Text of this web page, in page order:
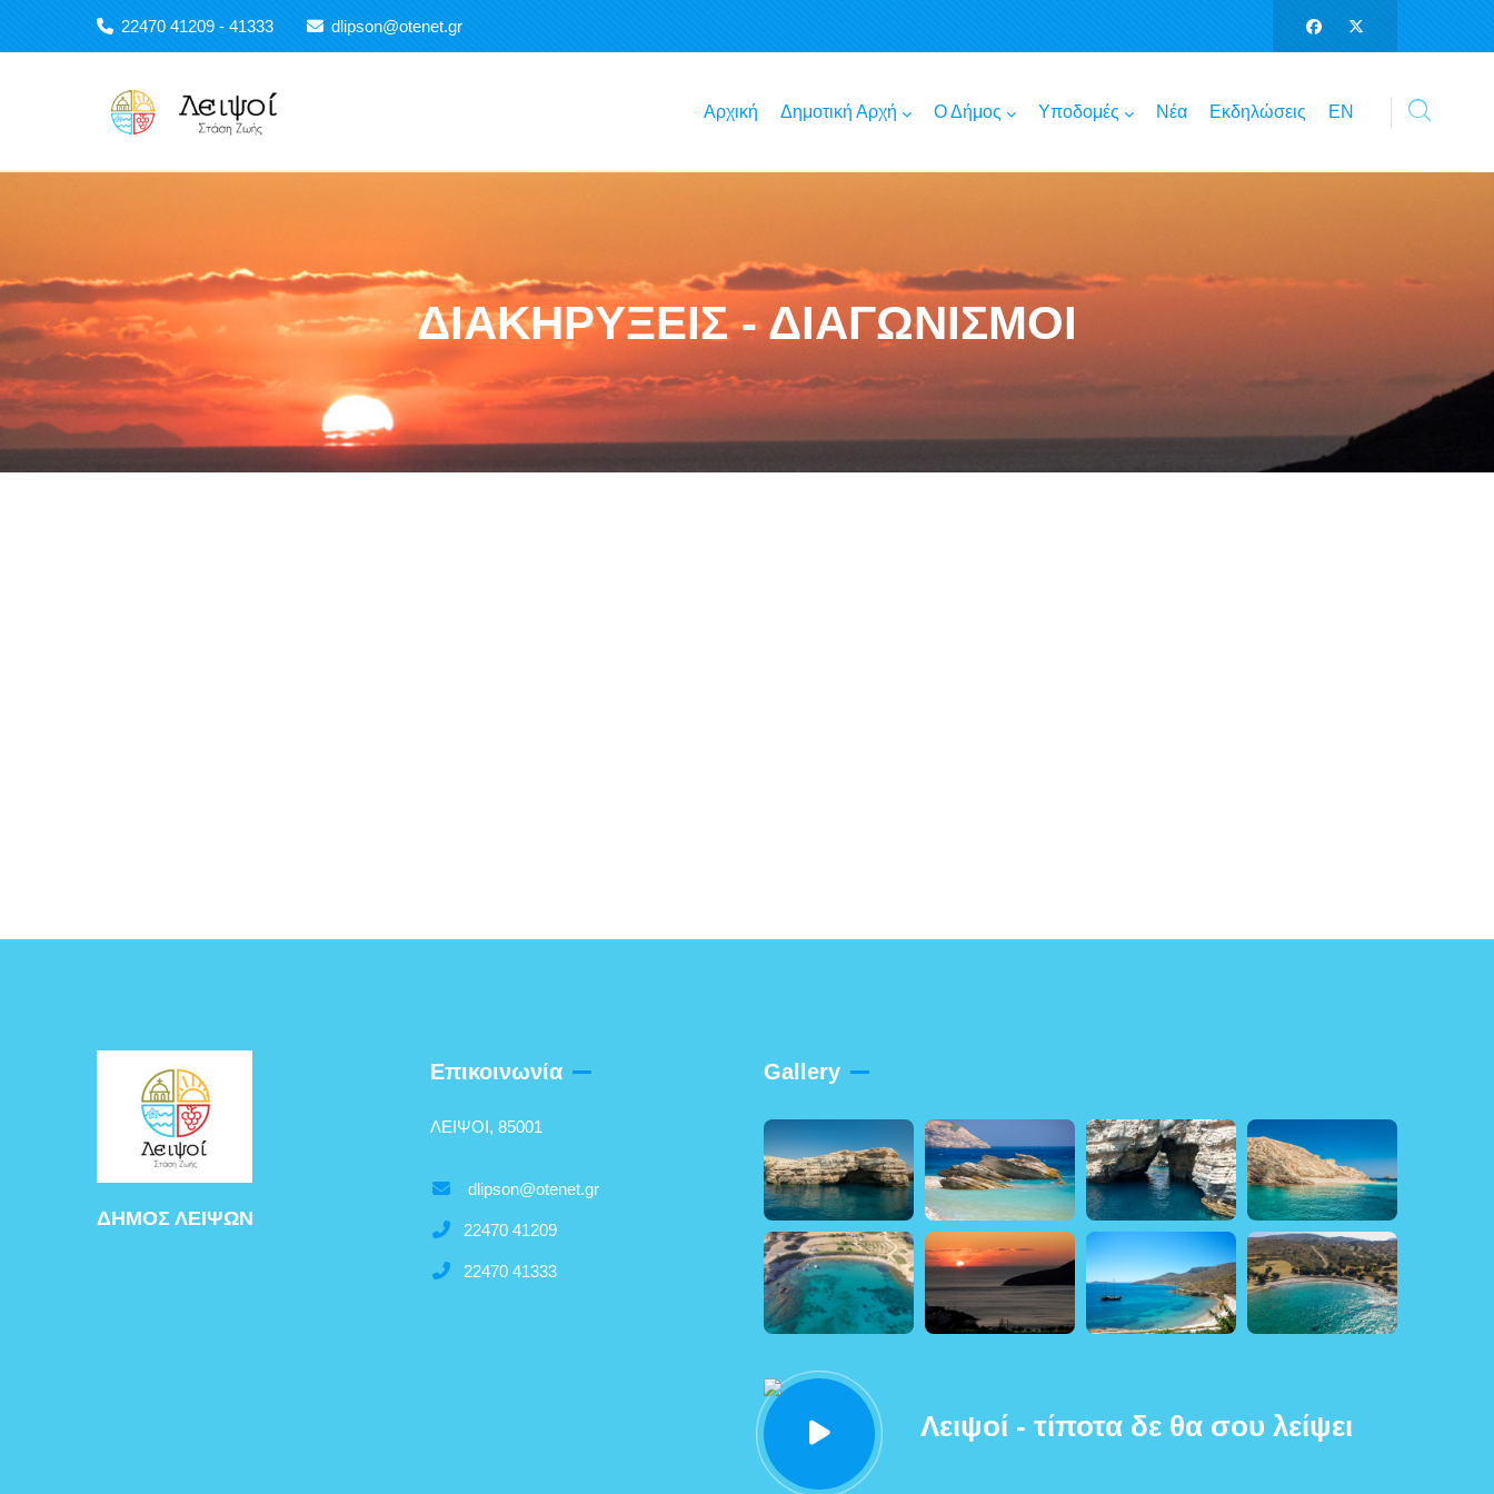
Παράκαμψη προς το κυρίως περιεχόμενο
22470 41209 - 41333 dlipson@otenet.gr
Αρχική Δημοτική Αρχή Ο Δήμος Υποδομές Νέα Εκδηλώσεις ΕΝ
ΔΙΑΚΗΡΥΞΕΙΣ - ΔΙΑΓΩΝΙΣΜΟΙ
ΔΗΜΟΣ ΛΕΙΨΩΝ
Επικοινωνία
ΛΕΙΨΟΙ, 85001
dlipson@otenet.gr
22470 41209
22470 41333
Gallery
Λειψοί - τίποτα δε θα σου λείψει